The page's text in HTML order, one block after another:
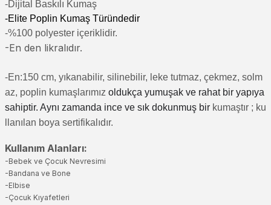
-Dijital Baskılı Kumaş
-Elite Poplin Kumaş Türündedir
-%100 polyester içeriklidir.
-En den likralıdır.
-En:150 cm, yıkanabilir, silinebilir, leke tutmaz, çekmez, solm
az, poplin kumaşlarımız oldukça yumuşak ve rahat bir yapıya
sahiptir. Aynı zamanda ince ve sık dokunmuş bir kumaştır ; ku
llanılan boya sertifikalıdır.
Kullanım Alanları:
-Bebek ve Çocuk Nevresimi
-Bandana ve Bone
-Elbise
-Çocuk Kıyafetleri